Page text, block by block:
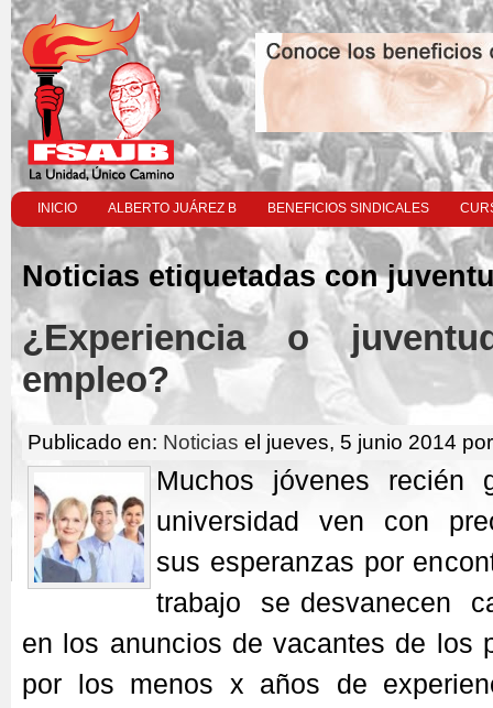
INICIO ALBERTO JUÁREZ B BENEFICIOS SINDICALES
Noticias etiquetadas con
¿Experiencia o
empleo?
Publicado en: Noticias el jueves, 5 junio 2014
Muchos jóvenes recién
universidad ven con
sus esperanzas por
trabajo se desvanecen
en los anuncios de vacantes de los
por los menos x años de